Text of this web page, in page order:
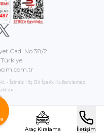
Cad. No:38/2
- İzinsiz Hiç Bir İçerik Kullanılamaz.
Araç Kiralama
İletişim